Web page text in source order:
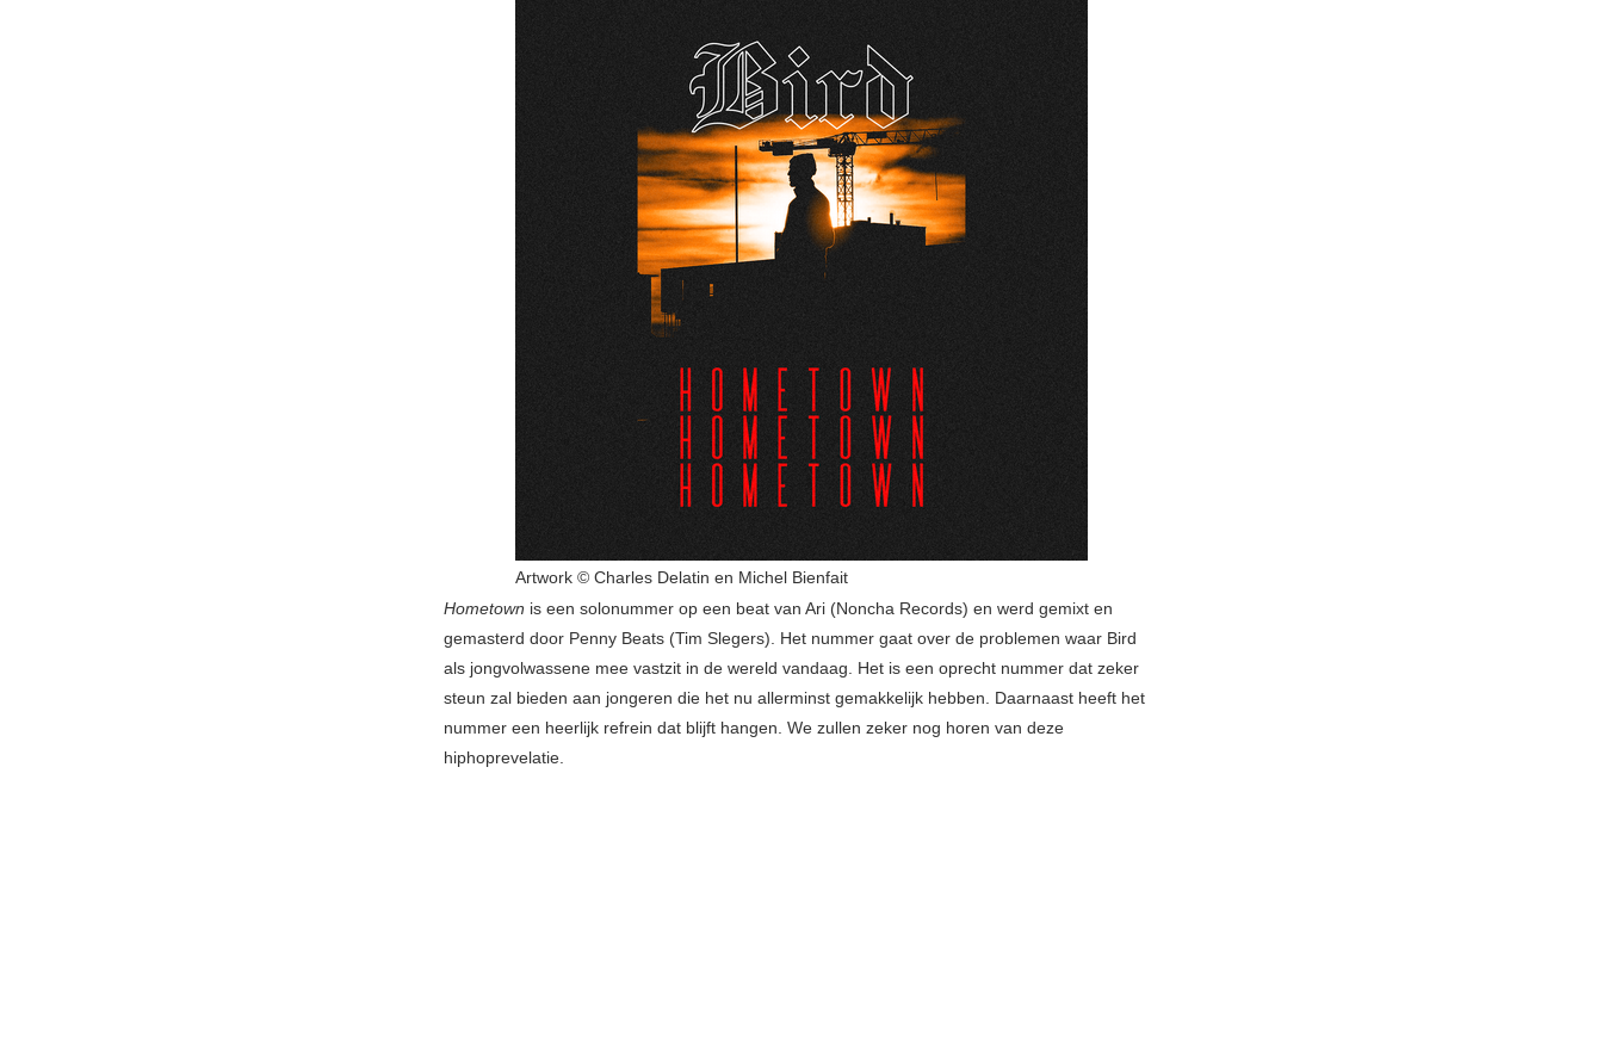
Artwork © Charles Delatin en Michel Bienfait
Hometown is een solonummer op een beat van Ari (Noncha Records) en werd gemixt en
gemasterd door Penny Beats (Tim Slegers). Het nummer gaat over de problemen waar Bird
als jongvolwassene mee vastzit in de wereld vandaag. Het is een oprecht nummer dat zeker
steun zal bieden aan jongeren die het nu allerminst gemakkelijk hebben. Daarnaast heeft het
nummer een heerlijk refrein dat blijft hangen. We zullen zeker nog horen van deze
hiphoprevelatie.